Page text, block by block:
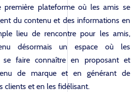
première plateforme où les amis se
du contenu et des informations en
lieu de rencontre pour les amis,
désormais un espace où les
se faire connaître en proposant et
de marque et en générant de
clients et en les fidélisant.